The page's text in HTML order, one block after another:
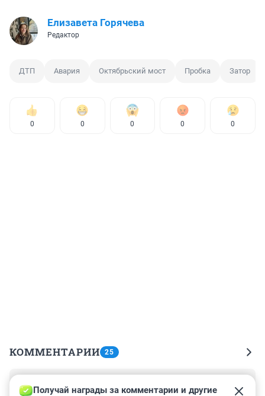
Елизавета Горячева
Редактор
ДТП Авария Октябрьский мост Пробка Затор
0 0 0 0 0
КОММЕНТАРИИ 25
18 сентября 2023, 15:58
Получай награды за комментарии и другие